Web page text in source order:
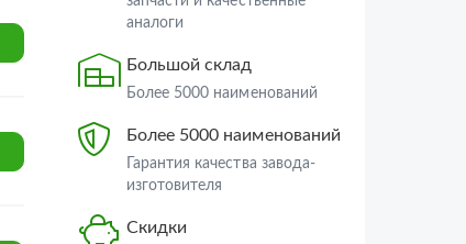
УРАЛ-4320-0971-58
УРАЛ-44202-3511-80М
УРАЛ-44202-0511-58
УРАЛ-6370-1151
УРАЛ-6370-1121
Большой склад
изготовителя
Скидки
20%